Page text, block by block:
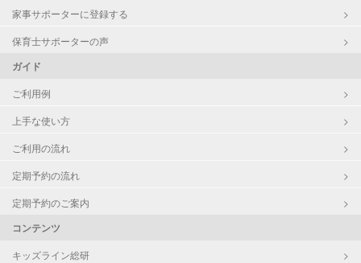
家事サポーターに登録する
保育士サポーターの声
ガイド
ご利用例
上手な使い方
ご利用の流れ
定期予約の流れ
定期予約のご案内
コンテンツ
キッズライン総研